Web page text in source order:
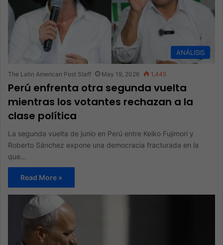
ANÁLISIS
The Latin American Post Staff May 19, 2026 1,445
Perú enfrenta otra segunda vuelta
mientras los votantes rechazan a la
clase política
La segunda vuelta de junio en Perú entre Keiko Fujimori y
Roberto Sánchez expone una democracia fracturada en la
que…
Read More »